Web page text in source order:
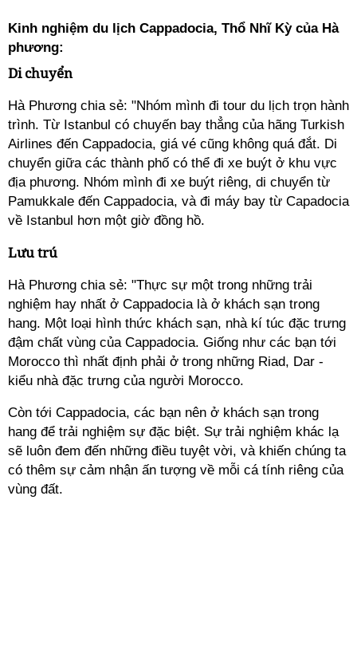
Kinh nghiệm du lịch Cappadocia, Thổ Nhĩ Kỳ của Hà
phương:
Di chuyển
Hà Phương chia sẻ: "Nhóm mình đi tour du lịch trọn hành
trình. Từ Istanbul có chuyến bay thẳng của hãng Turkish
Airlines đến Cappadocia, giá vé cũng không quá đắt. Di
chuyển giữa các thành phố có thể đi xe buýt ở khu vực
địa phương. Nhóm mình đi xe buýt riêng, di chuyển từ
Pamukkale đến Cappadocia, và đi máy bay từ Capadocia
về Istanbul hơn một giờ đồng hồ.
Lưu trú
Hà Phương chia sẻ: "Thực sự một trong những trải
nghiệm hay nhất ở Cappadocia là ở khách sạn trong
hang. Một loại hình thức khách sạn, nhà kí túc đặc trưng
đậm chất vùng của Cappadocia. Giống như các bạn tới
Morocco thì nhất định phải ở trong những Riad, Dar -
kiểu nhà đặc trưng của người Morocco.
Còn tới Cappadocia, các bạn nên ở khách sạn trong
hang để trải nghiệm sự đặc biệt. Sự trải nghiệm khác lạ
sẽ luôn đem đến những điều tuyệt vời, và khiến chúng ta
có thêm sự cảm nhận ấn tượng về mỗi cá tính riêng của
vùng đất.